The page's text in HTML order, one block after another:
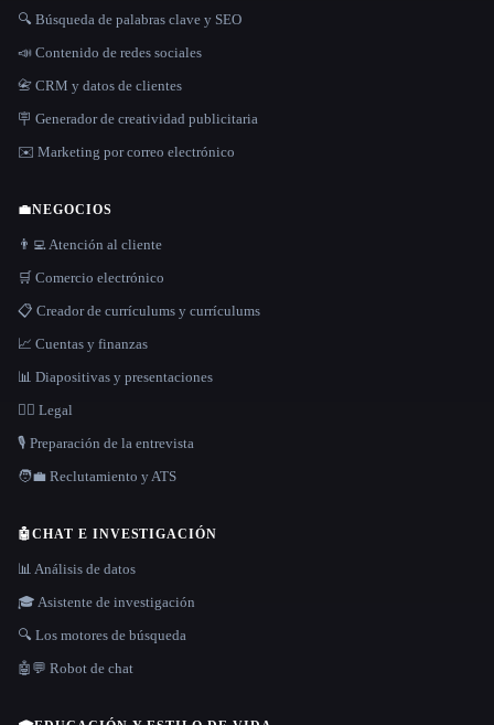
🔍 Búsqueda de palabras clave y SEO
📣 Contenido de redes sociales
📇 CRM y datos de clientes
🪧 Generador de creatividad publicitaria
✉️ Marketing por correo electrónico
💼NEGOCIOS
👨‍💻 Atención al cliente
🛒 Comercio electrónico
📋 Creador de currículums y currículums
📈 Cuentas y finanzas
📊 Diapositivas y presentaciones
👩‍⚖️ Legal
🎙️ Preparación de la entrevista
🧑‍💼 Reclutamiento y ATS
🤖CHAT E INVESTIGACIÓN
📊 Análisis de datos
🎓 Asistente de investigación
🔍 Los motores de búsqueda
🤖💬 Robot de chat